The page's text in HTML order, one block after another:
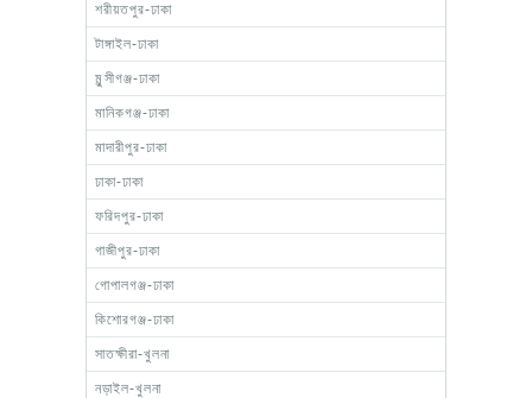
শরীয়তপুর-ঢাকা
টাঙ্গাইল-ঢাকা
মুন্সীগঞ্জ-ঢাকা
মানিকগঞ্জ-ঢাকা
মাদারীপুর-ঢাকা
ঢাকা-ঢাকা
ফরিদপুর-ঢাকা
গাজীপুর-ঢাকা
গোপালগঞ্জ-ঢাকা
কিশোরগঞ্জ-ঢাকা
সাতক্ষীরা-খুলনা
নড়াইল-খুলনা